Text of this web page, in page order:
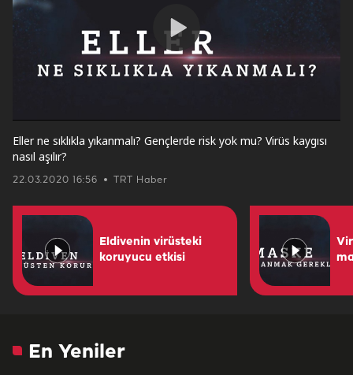
Play
Video
22.03.2020 16:56 TRT Haber
Eller ne sıklıkla yıkanmalı? Gençlerde risk yok mu? Virüs kaygısı
nasıl aşılır?
Eldivenin virüsteki
koruyucu etkisi
En Yeniler